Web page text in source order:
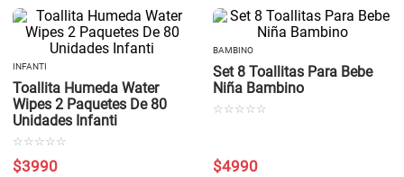
INFANTI
Toallita Humeda Water
Wipes 2 Paquetes De 80
Unidades Infanti
☆ ☆ ☆ ☆ ☆
$3990
BAMBINO
Set 8 Toallitas Para Bebe
Niña Bambino
☆ ☆ ☆ ☆ ☆
$4990